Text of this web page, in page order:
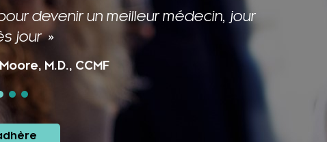
me ressourcent et m’inspirent!
M.D., CCMF, FCMF